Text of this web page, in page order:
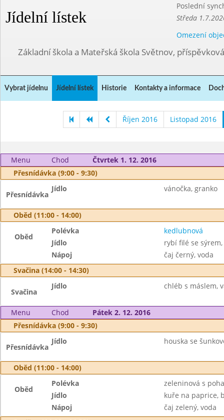
Jídelní lístek
Poslední
Středa
Omezení
Základní škola a Mateřská škola Světnov,
Vybrat jídelnu Jídelní lístek Historie Kontakty a informace
Říjen 2016 Listopad 2016
Menu Chod
Čtvrtek 1. 12. 2016
Přesnídávka (9:00 - 9:30)
Přesnídávka
Jídlo vánočka, granko
Oběd (11:00 - 14:00)
Oběd
Polévka
kedlubnová
Jídlo
rybí filé se
Nápoj
čaj černý, voda
Svačina (14:00 - 14:30)
Svačina
Jídlo chléb s máslem,
Menu Chod
Pátek 2. 12. 2016
Přesnídávka (9:00 - 9:30)
Přesnídávka
Jídlo houska se
Oběd (11:00 - 14:00)
Oběd
Polévka
zeleninová s
Jídlo
kuře na paprice,
Nápoj
čaj zelený, voda